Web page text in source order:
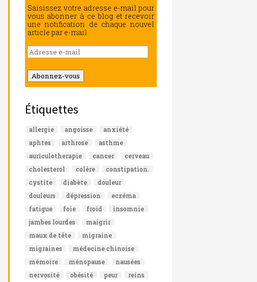
Saisissez votre adresse e-mail pour
vous abonner à ce blog et recevoir
une notification de chaque nouvel
article par e-mail.
Adresse
e-
mail
Abonnez-vous
Étiquettes
allergie angoisse
anxiété
aphtes
arthrose
asthme
auriculotherapie
cancer
cerveau
cholesterol
colère
constipation.
cystite
diabète
douleur
douleurs
dépression
eczéma
fatigue
foie froid
insomnie
jambes lourdes
maigrir
maux de tête
migraine
migraines
médecine chinoise
mémoire
ménopause
nausées
nervosité
obésité peur
reins